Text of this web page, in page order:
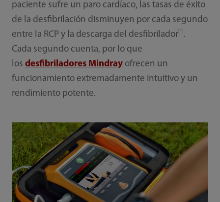
paciente sufre un paro cardíaco, las tasas de éxito
de la desfibrilación disminuyen por cada segundo
entre la RCP y la descarga del desfibrilador[1]
.
Cada segundo cuenta, por lo que
los desfibriladores Mindrayofrecen un
funcionamiento extremadamente intuitivo y un
rendimiento potente.